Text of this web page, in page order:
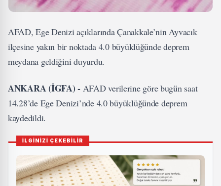
AFAD, Ege Denizi açıklarında Çanakkale’nin Ayvacık
ilçesine yakın bir noktada 4.0 büyüklüğünde deprem
meydana geldiğini duyurdu.
ANKARA (İGFA) - AFAD verilerine göre bugün saat
14.28’de Ege Denizi’nde 4.0 büyüklüğünde deprem
kaydedildi.
İLGİNİZİ ÇEKEBİLİR